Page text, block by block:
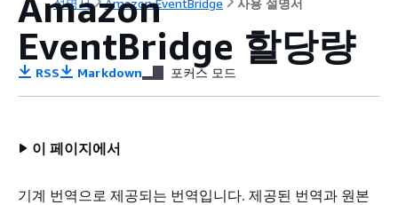
설명서 Amazon EventBridge 사용 설명서
EventBridge 할당량
RSS Markdown 포커스 모드
이 페이지에서
기계 번역으로 제공되는 번역입니다. 제공된 번역과 원본